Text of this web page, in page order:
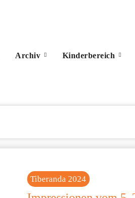
Archiv Kinderbereich
Tiberanda 2024